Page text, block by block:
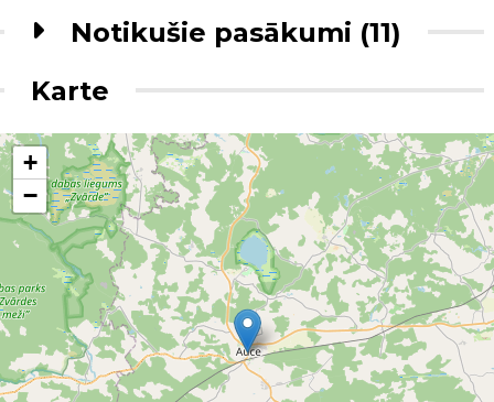
Notikušie pasākumi (11)
Karte
+
−